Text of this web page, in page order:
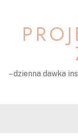
content
– dzienna dawka